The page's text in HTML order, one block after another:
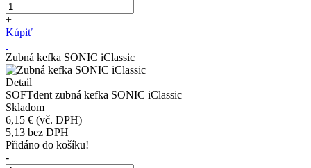
+
Kúpiť
Zubná kefka SONIC iClassic
Detail
SOFTdent zubná kefka SONIC iClassic
Skladom
6,15 € (vč. DPH)
5,13 bez DPH
Přidáno do košíku!
-